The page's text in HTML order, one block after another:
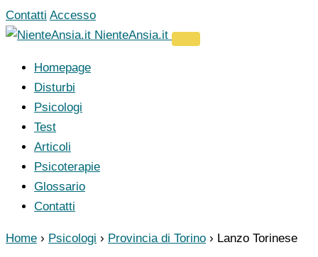
Vai
al
Contatti Accesso
NienteAnsia.it
Homepage
Disturbi
Psicologi
Test
Articoli
Psicoterapie
Glossario
Contatti
Home › Psicologi › Provincia di Torino › Lanzo Torinese